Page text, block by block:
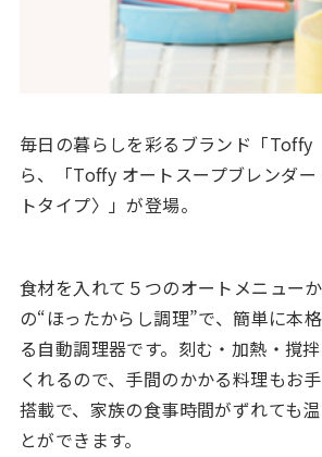
毎日の暮らしを彩るブランド「Toffy
ら、「Toffy オートスープブレンダ
トタイプ〉」が登場。
食材を入れて５つのオートメニュー
の“ほったからし調理”で、簡単に本
る自動調理器です。刻む・加熱・撹
くれるので、手間のかかる料理もお
搭載で、家族の食事時間がずれても
とができます。